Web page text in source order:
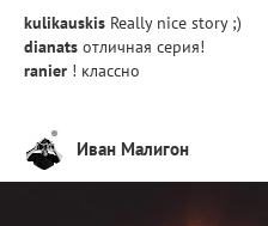
kulikauskis Really nice story ;)
dianats отличная серия!
ranier ! классно
Иван Малигон